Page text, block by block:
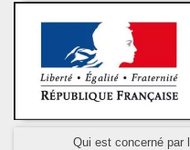
Qui est concerné par